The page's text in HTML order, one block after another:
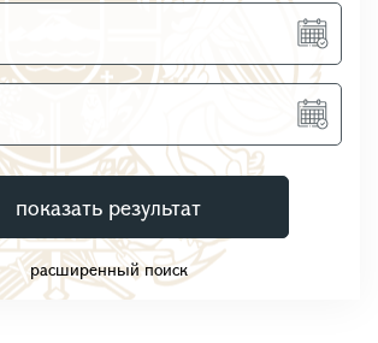
показать результат
расширенный поиск